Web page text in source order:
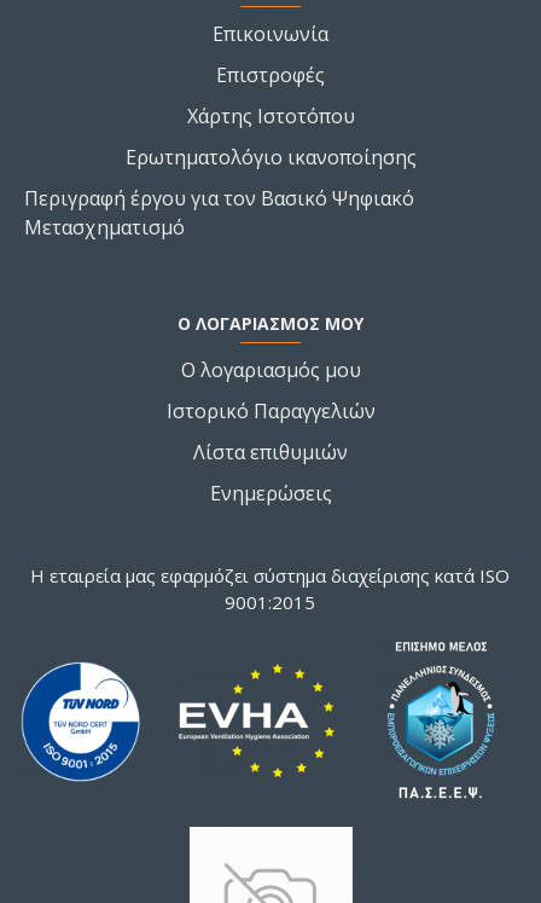
Επικοινωνία
Επιστροφές
Χάρτης Ιστοτόπου
Ερωτηματολόγιο ικανοποίησης
Περιγραφή έργου για τον Βασικό Ψηφιακό
Μετασχηματισμό
Ο ΛΟΓΑΡΙΑΣΜΌΣ ΜΟΥ
Ο λογαριασμός μου
Ιστορικό Παραγγελιών
Λίστα επιθυμιών
Ενημερώσεις
Η εταιρεία μας εφαρμόζει σύστημα διαχείρισης κατά ISO
9001:2015